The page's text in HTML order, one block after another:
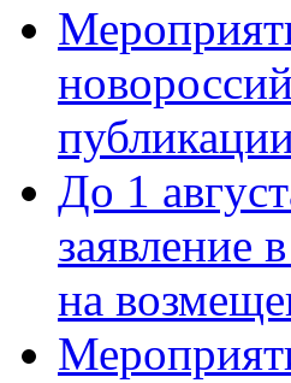
До 1
заявление
на